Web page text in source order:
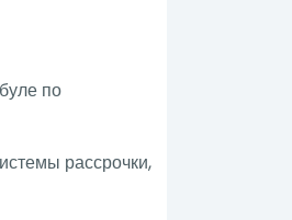
по
рассрочки,